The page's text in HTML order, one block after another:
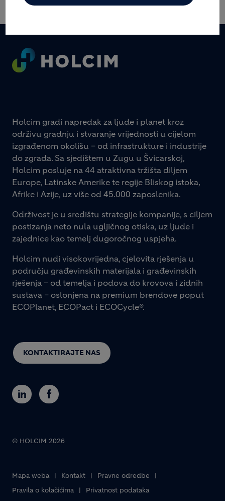
Za slanje upita / e-mail poruke kliknite ovdje
Footer
KONTAKTIRAJTE NAS
Holcim gradi napredak za ljude i planet kroz
održivu gradnju i stvaranje vrijednosti u cijelom
izgrađenom okolišu – od infrastrukture i industrije
do zgrada. Sa sjedištem u Zugu u Švicarskoj,
Holcim posluje na 44 atraktivna tržišta diljem
Europe, Latinske Amerike te regije Bliskog istoka,
Afrike i Azije, uz više od 45.000 zaposlenika.
Održivost je u središtu strategije kompanije, s ciljem
postizanja neto nula ugljičnog otiska, uz ljude i
zajednice kao temelj dugoročnog uspjeha.
Holcim nudi visokovrijedna, cjelovita rješenja u
području građevinskih materijala i građevinskih
rješenja – od temelja i podova do krovova i zidnih
sustava – oslonjena na premium brendove poput
ECOPlanet, ECOPact i ECOCycle®.
Footer bottom
© HOLCIM 2026
Mapa weba Kontakt
Pravne odredbe
Pravila o kolačićima
Privatnost podataka